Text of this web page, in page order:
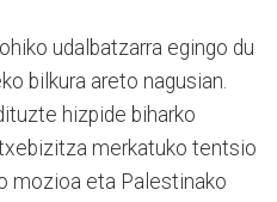
udalbatzarra egingo du
bilkura areto nagusian.
hizpide biharko
merkatuko tentsio
mozioa eta Palestinako